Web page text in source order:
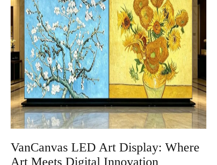
VanCanvas LED Art Display: Where
Art Meets Digital Innovation